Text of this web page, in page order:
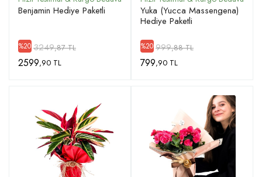
Benjamin Hediye Paketli
%20 3249,87 TL
2599,90 TL
Yuka (Yucca Massengena)
Hediye Paketli
%20 999,88 TL
799,90 TL